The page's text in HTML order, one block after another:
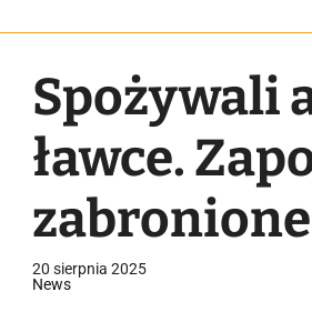
Spożywali
ławce.
20 sierpnia 2025
News